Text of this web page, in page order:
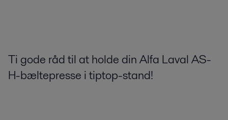
Ti gode råd til at holde din Alfa Laval AS-
H-bæltepresse i tiptop-stand!